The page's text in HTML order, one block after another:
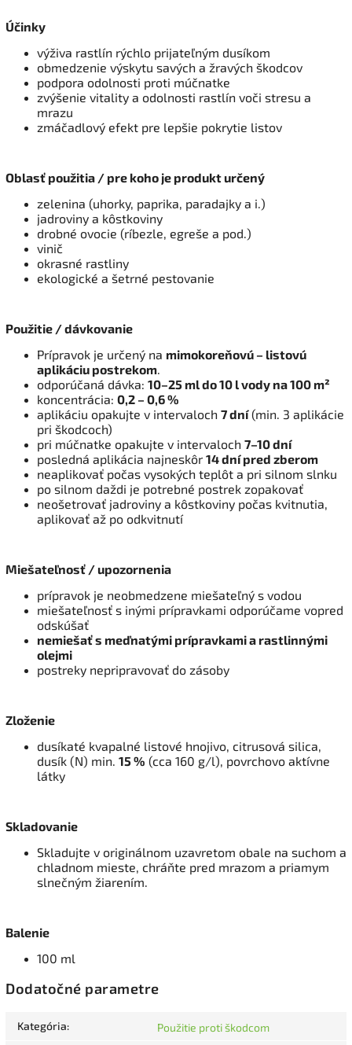
Účinky
výživa rastlín rýchlo prijateľným dusíkom
obmedzenie výskytu savých a žravých škodcov
podpora odolnosti proti múčnatke
zvýšenie vitality a odolnosti rastlín voči stresu a
mrazu
zmáčadlový efekt pre lepšie pokrytie listov
Oblasť použitia / pre koho je produkt určený
zelenina (uhorky, paprika, paradajky a i.)
jadroviny a kôstkoviny
drobné ovocie (ríbezle, egreše a pod.)
vinič
okrasné rastliny
ekologické a šetrné pestovanie
Použitie / dávkovanie
Prípravok je určený na mimokoreňovú – listovú
aplikáciu postrekom.
odporúčaná dávka: 10–25 ml do 10 l vody na 100 m²
koncentrácia: 0,2 – 0,6 %
aplikáciu opakujte v intervaloch 7 dní(min. 3 aplikácie
pri škodcoch)
pri múčnatke opakujte v intervaloch 7–10 dní
posledná aplikácia najneskôr 14 dní pred zberom
neaplikovať počas vysokých teplôt a pri silnom slnku
po silnom daždi je potrebné postrek zopakovať
neošetrovať jadroviny a kôstkoviny počas kvitnutia,
aplikovať až po odkvitnutí
Miešateľnosť / upozornenia
prípravok je neobmedzene miešateľný s vodou
miešateľnosť s inými prípravkami odporúčame vopred
odskúšať
nemiešať s meďnatými prípravkami a rastlinnými
olejmi
postreky nepripravovať do zásoby
Zloženie
dusíkaté kvapalné listové hnojivo, citrusová silica,
dusík (N) min. 15 % (cca 160 g/l), povrchovo aktívne
látky
Skladovanie
Skladujte v originálnom uzavretom obale na suchom a
chladnom mieste, chráňte pred mrazom a priamym
slnečným žiarením.
Balenie
100 ml
Dodatočné parametre
Kategória: Použitie proti škodcom